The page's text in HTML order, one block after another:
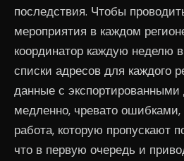
последствия. Чтобы
мероприятия в каждом
координатор каждую неделю
списки адресов для каждого
данные с
медленно, чревато ошибками,
работа, которую пропускают
что в первую очередь и